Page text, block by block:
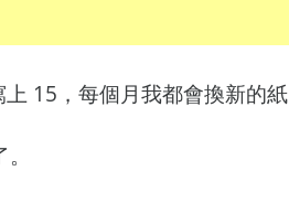
15，每個月我都會換新的紙